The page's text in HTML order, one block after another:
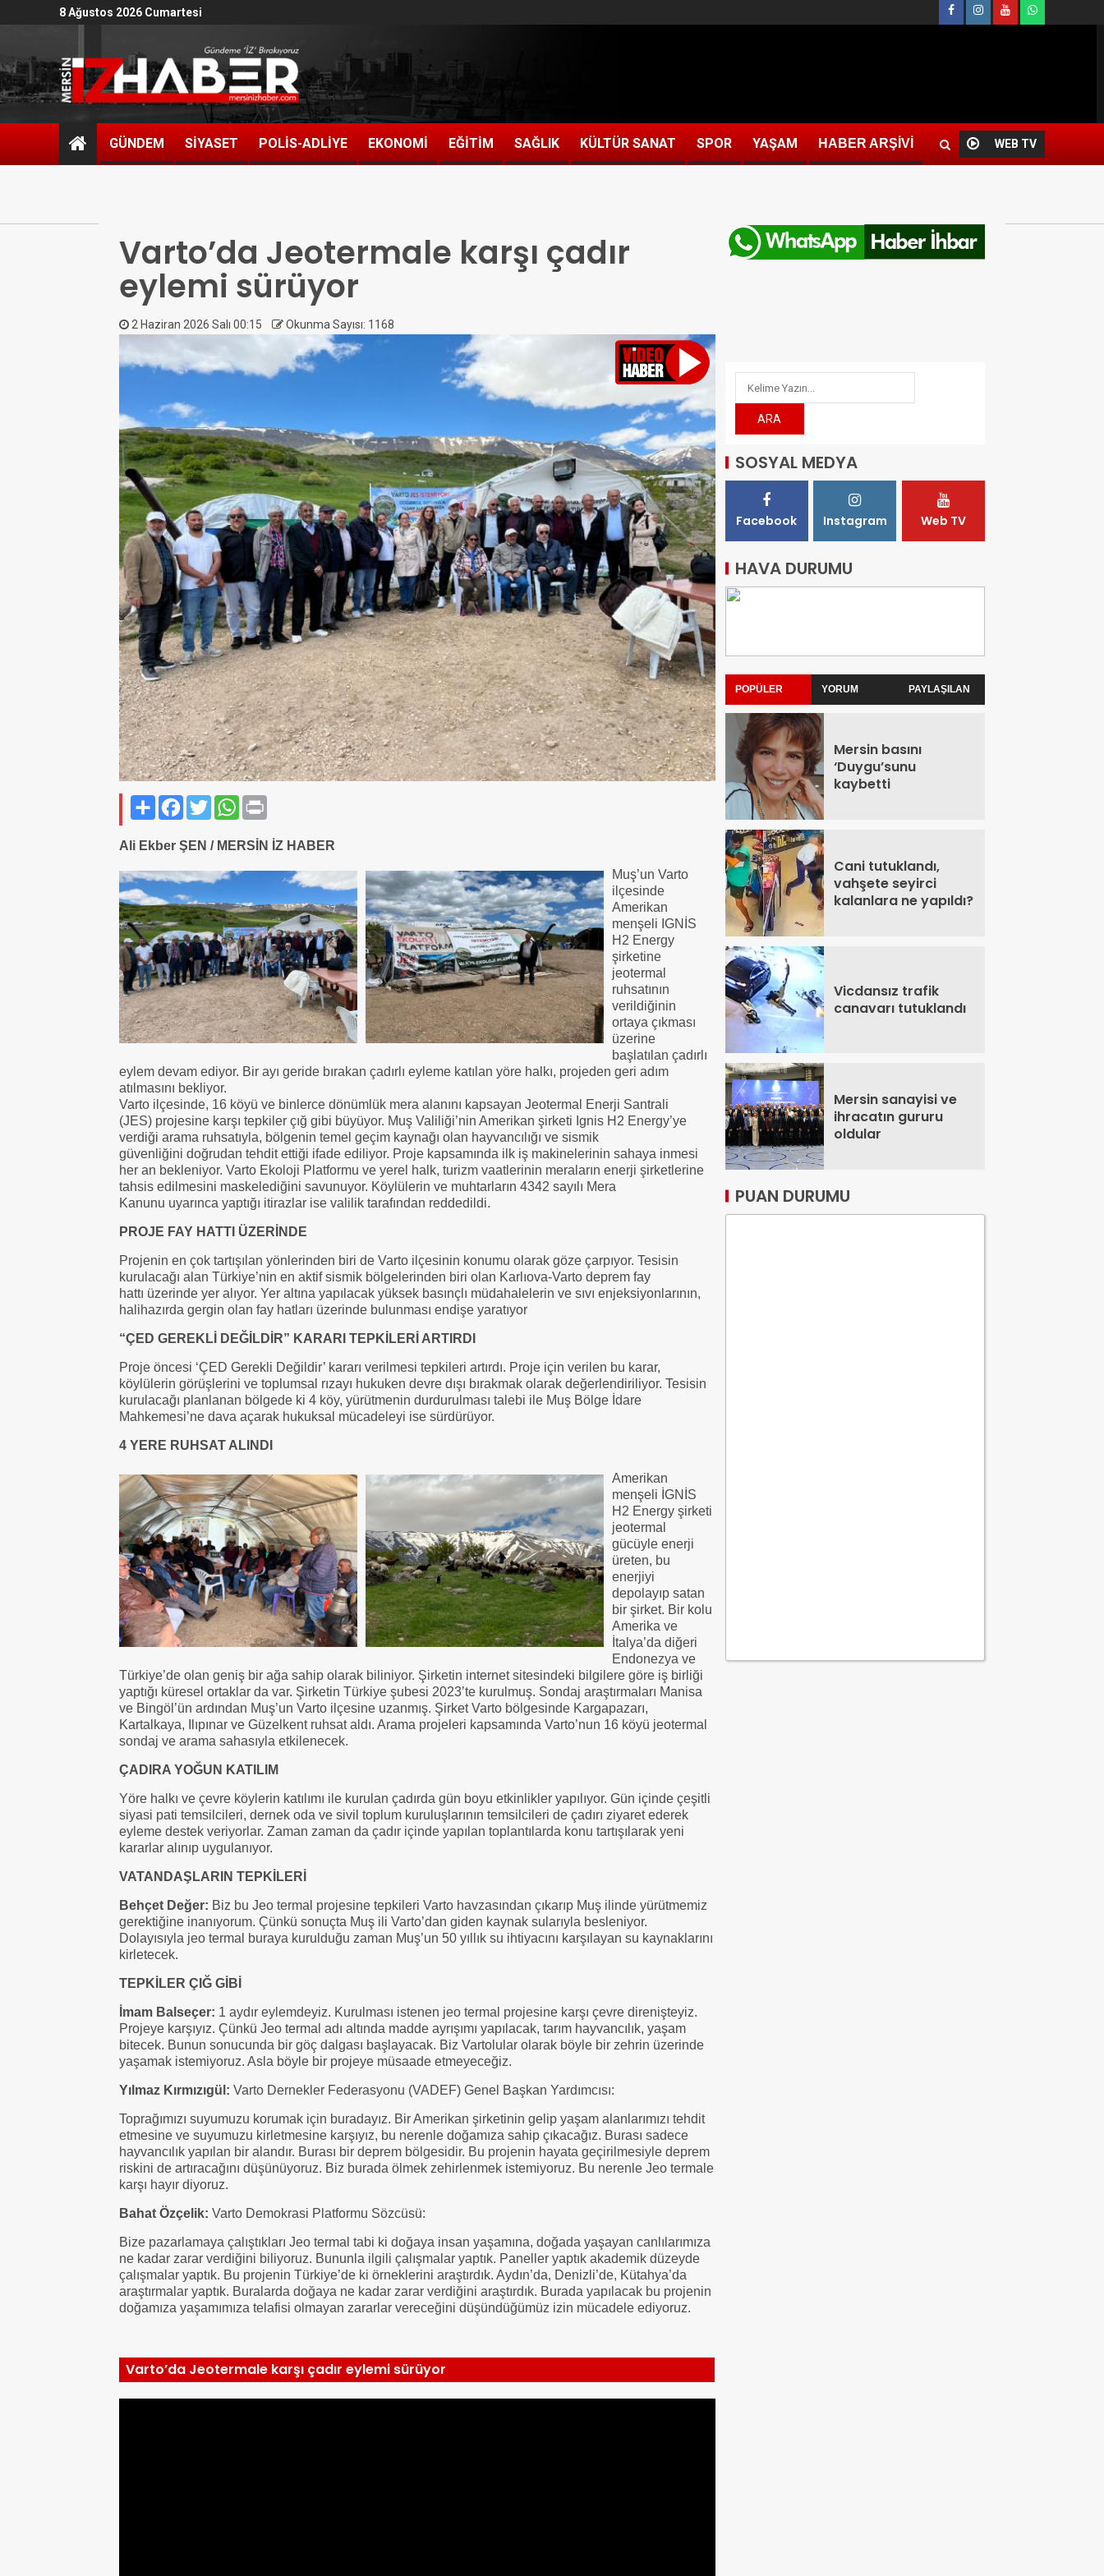
8 Ağustos 2026 Cumartesi
GÜNDEM SİYASET POLİS-ADLİYE EKONOMİ EĞİTİM SAĞLIK KÜLTÜR SANAT SPOR YAŞAM HABER ARŞİVİ WEB TV
Varto’da Jeotermale karşı çadır
eylemi sürüyor
2 Haziran 2026 Salı 00:15 Okunma Sayısı: 1168
PaylaşFacebook
TwitterWhatsApp
Ali Ekber ŞEN / MERSİN İZ HABER
Muş’un Varto
ilçesinde
Amerikan
menşeli IGNİS
H2 Energy
şirketine
jeotermal
ruhsatının
verildiğinin
ortaya çıkması
üzerine
başlatılan çadırlı
eylem devam ediyor. Bir ayı geride bırakan çadırlı eyleme katılan yöre halkı, projeden geri adım
atılmasını bekliyor.
Varto ilçesinde, 16 köyü ve binlerce dönümlük mera alanını kapsayan Jeotermal Enerji Santrali
(JES) projesine karşı tepkiler çığ gibi büyüyor. Muş Valiliği’nin Amerikan şirketi Ignis H2 Energy’ye
verdiği arama ruhsatıyla, bölgenin temel geçim kaynağı olan hayvancılığı ve sismik
güvenliğini doğrudan tehdit ettiği ifade ediliyor. Proje kapsamında ilk iş makinelerinin sahaya inmesi
her an bekleniyor. Varto Ekoloji Platformu ve yerel halk, turizm vaatlerinin meraların enerji şirketlerine
tahsis edilmesini maskelediğini savunuyor. Köylülerin ve muhtarların 4342 sayılı Mera
Kanunu uyarınca yaptığı itirazlar ise valilik tarafından reddedildi.
PROJE FAY HATTI ÜZERİNDE
Projenin en çok tartışılan yönlerinden biri de Varto ilçesinin konumu olarak göze çarpıyor. Tesisin
kurulacağı alan Türkiye’nin en aktif sismik bölgelerinden biri olan Karlıova-Varto deprem fay
hattı üzerinde yer alıyor. Yer altına yapılacak yüksek basınçlı müdahalelerin ve sıvı enjeksiyonlarının,
halihazırda gergin olan fay hatları üzerinde bulunması endişe yaratıyor
“ÇED GEREKLİ DEĞİLDİR” KARARI TEPKİLERİ ARTIRDI
Proje öncesi ‘ÇED Gerekli Değildir’ kararı verilmesi tepkileri artırdı. Proje için verilen bu karar,
köylülerin görüşlerini ve toplumsal rızayı hukuken devre dışı bırakmak olarak değerlendiriliyor. Tesisin
kurulacağı planlanan bölgede ki 4 köy, yürütmenin durdurulması talebi ile Muş Bölge İdare
Mahkemesi’ne dava açarak hukuksal mücadeleyi ise sürdürüyor.
4 YERE RUHSAT ALINDI
Amerikan
menşeli İGNİS
H2 Energy şirketi
jeotermal
gücüyle enerji
üreten, bu
enerjiyi
depolayıp satan
bir şirket. Bir kolu
Amerika ve
İtalya’da diğeri
Endonezya ve
Türkiye’de olan geniş bir ağa sahip olarak biliniyor. Şirketin internet sitesindeki bilgilere göre iş birliği
yaptığı küresel ortaklar da var. Şirketin Türkiye şubesi 2023’te kurulmuş. Sondaj araştırmaları Manisa
ve Bingöl’ün ardından Muş’un Varto ilçesine uzanmış. Şirket Varto bölgesinde Kargapazarı,
Kartalkaya, Ilıpınar ve Güzelkent ruhsat aldı. Arama projeleri kapsamında Varto’nun 16 köyü jeotermal
sondaj ve arama sahasıyla etkilenecek.
ÇADIRA YOĞUN KATILIM
Yöre halkı ve çevre köylerin katılımı ile kurulan çadırda gün boyu etkinlikler yapılıyor. Gün içinde çeşitli
siyasi pati temsilcileri, dernek oda ve sivil toplum kuruluşlarının temsilcileri de çadırı ziyaret ederek
eyleme destek veriyorlar. Zaman zaman da çadır içinde yapılan toplantılarda konu tartışılarak yeni
kararlar alınıp uygulanıyor.
VATANDAŞLARIN TEPKİLERİ
Behçet Değer: Biz bu Jeo termal projesine tepkileri Varto havzasından çıkarıp Muş ilinde yürütmemiz
gerektiğine inanıyorum. Çünkü sonuçta Muş ili Varto’dan giden kaynak sularıyla besleniyor.
Dolayısıyla jeo termal buraya kurulduğu zaman Muş’un 50 yıllık su ihtiyacını karşılayan su kaynaklarını
kirletecek.
TEPKİLER ÇIĞ GİBİ
İmam Balseçer: 1 aydır eylemdeyiz. Kurulması istenen jeo termal projesine karşı çevre direnişteyiz.
Projeye karşıyız. Çünkü Jeo termal adı altında madde ayrışımı yapılacak, tarım hayvancılık, yaşam
bitecek. Bunun sonucunda bir göç dalgası başlayacak. Biz Vartolular olarak böyle bir zehrin üzerinde
yaşamak istemiyoruz. Asla böyle bir projeye müsaade etmeyeceğiz.
Yılmaz Kırmızıgül: Varto Dernekler Federasyonu (VADEF) Genel Başkan Yardımcısı:
Toprağımızı suyumuzu korumak için buradayız. Bir Amerikan şirketinin gelip yaşam alanlarımızı tehdit
etmesine ve suyumuzu kirletmesine karşıyız, bu nerenle doğamıza sahip çıkacağız. Burası sadece
hayvancılık yapılan bir alandır. Burası bir deprem bölgesidir. Bu projenin hayata geçirilmesiyle deprem
riskini de artıracağını düşünüyoruz. Biz burada ölmek zehirlenmek istemiyoruz. Bu nerenle Jeo termale
karşı hayır diyoruz.
Bahat Özçelik: Varto Demokrasi Platformu Sözcüsü:
Bize pazarlamaya çalıştıkları Jeo termal tabi ki doğaya insan yaşamına, doğada yaşayan canlılarımıza
ne kadar zarar verdiğini biliyoruz. Bununla ilgili çalışmalar yaptık. Paneller yaptık akademik düzeyde
çalışmalar yaptık. Bu projenin Türkiye’de ki örneklerini araştırdık. Aydın’da, Denizli’de, Kütahya’da
araştırmalar yaptık. Buralarda doğaya ne kadar zarar verdiğini araştırdık. Burada yapılacak bu projenin
doğamıza yaşamımıza telafisi olmayan zararlar vereceğini düşündüğümüz izin mücadele ediyoruz.
Varto’da Jeotermale karşı çadır eylemi sürüyor
SOSYAL MEDYA
Facebook Instagram Web TV
HAVA DURUMU
POPÜLER YORUM PAYLAŞILAN
Mersin basını
‘Duygu’sunu
kaybetti
Cani tutuklandı,
vahşete seyirci
kalanlara ne yapıldı?
Vicdansız trafik
canavarı tutuklandı
Mersin sanayisi ve
ihracatın gururu
oldular
PUAN DURUMU